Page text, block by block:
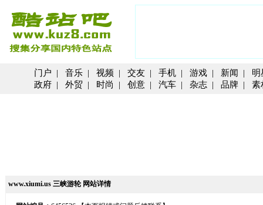
门户 | 音乐 | 视频 | 交友 | 手机 | 游戏 | 新闻 | 明
政府 | 外贸 | 时尚 | 创意 | 汽车 | 杂志 | 品牌 | 素
www.xiumi.us 三峡游轮 网站详情